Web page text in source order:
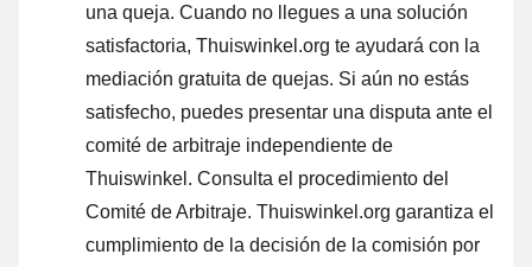
una queja. Cuando no llegues a una solución
satisfactoria, Thuiswinkel.org te ayudará con la
mediación gratuita de quejas. Si aún no estás
satisfecho, puedes presentar una disputa ante el
comité de arbitraje independiente de
Thuiswinkel. Consulta el procedimiento del
Comité de Arbitraje. Thuiswinkel.org garantiza el
cumplimiento de la decisión de la comisión por